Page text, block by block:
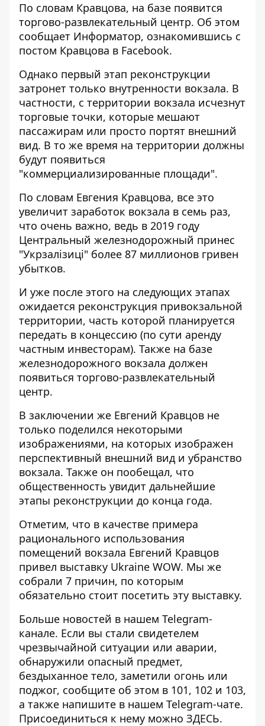
По словам Кравцова, на базе появится
торгово-развлекательный центр. Об этом
сообщает Информатор, ознакомившись с
постом Кравцова в Facebook.
Однако первый этап реконструкции
затронет только внутренности вокзала. В
частности, с территории вокзала исчезнут
торговые точки, которые мешают
пассажирам или просто портят внешний
вид. В то же время на территории должны
будут появиться
"коммерциализированные площади".
По словам Евгения Кравцова, все это
увеличит заработок вокзала в семь раз,
что очень важно, ведь в 2019 году
Центральный железнодорожный принес
"Укрзалізиці" более 87 миллионов гривен
убытков.
И уже после этого на следующих этапах
ожидается реконструкция привокзальной
территории, часть которой планируется
передать в концессию (по сути аренду
частным инвесторам). Также на базе
железнодорожного вокзала должен
появиться торгово-развлекательный
центр.
В заключении же Евгений Кравцов не
только поделился некоторыми
изображениями, на которых изображен
перспективный внешний вид и убранство
вокзала. Также он пообещал, что
общественность увидит дальнейшие
этапы реконструкции до конца года.
Отметим, что в качестве примера
рационального использования
помещений вокзала Евгений Кравцов
привел выставку Ukraine WOW. Мы же
собрали 7 причин, по которым
обязательно стоит посетить эту выставку.
Больше новостей в нашем Telegram-
канале. Если вы стали свидетелем
чрезвычайной ситуации или аварии,
обнаружили опасный предмет,
бездыханное тело, заметили огонь или
поджог, сообщите об этом в 101, 102 и 103,
а также напишите в нашем Telegram-чате.
Присоединиться к нему можно ЗДЕСЬ.